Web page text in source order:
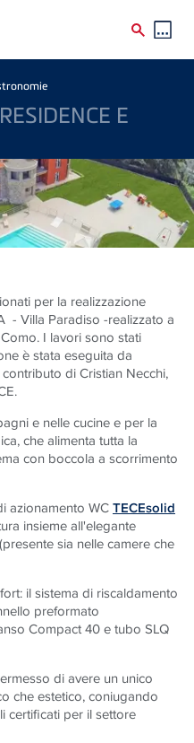
E
per la realizzazione
- Villa Paradiso -realizzato a
I lavori sono stati
è stata eseguita da
di Cristian Necchi,
e nelle cucine e per la
che alimenta tutta la
con boccola a scorrimento
azionamento WCTECEsolid
insieme all'elegante
(presente sia nelle camere che
il sistema di riscaldamento
preformato
Compact 40 e tubo SLQ
di avere un unico
che estetico, coniugando
certificati per il settore